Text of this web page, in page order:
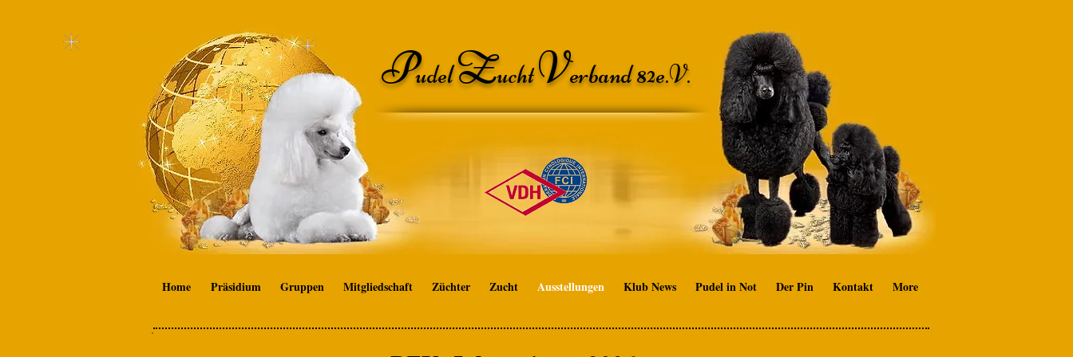
PudelZuchtVerband 82e.V.
Home Präsidium Gruppen Mitgliedschaft Züchter Zucht Ausstellungen Klub News Pudel in Not Der Pin Kontakt More